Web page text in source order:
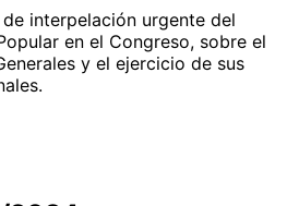
interpelación urgente del
en el Congreso, sobre el
y el ejercicio de sus